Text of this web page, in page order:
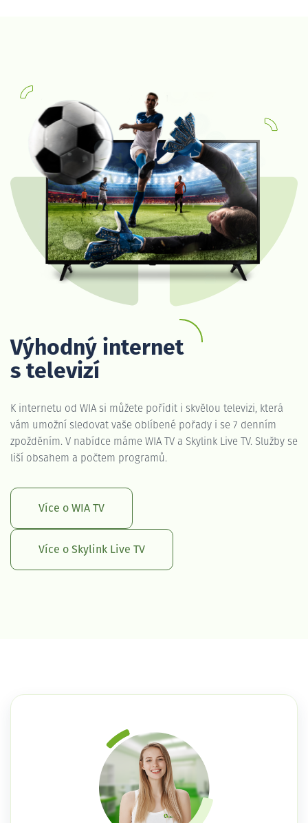
Výhodný internet
s televizí
K internetu od WIA si můžete pořídit i skvělou televizi, která
vám umožní sledovat vaše oblíbené pořady i se 7 denním
zpožděním. V nabídce máme WIA TV a Skylink Live TV. Služby se
liší obsahem a počtem programů.
Více o WIA TV
Více o Skylink Live TV